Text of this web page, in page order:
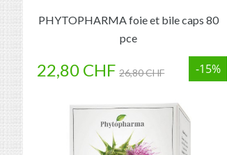
PHYTOPHARMA foie et bile caps 80
pce
22,80 CHF 26,80 CHF -15%